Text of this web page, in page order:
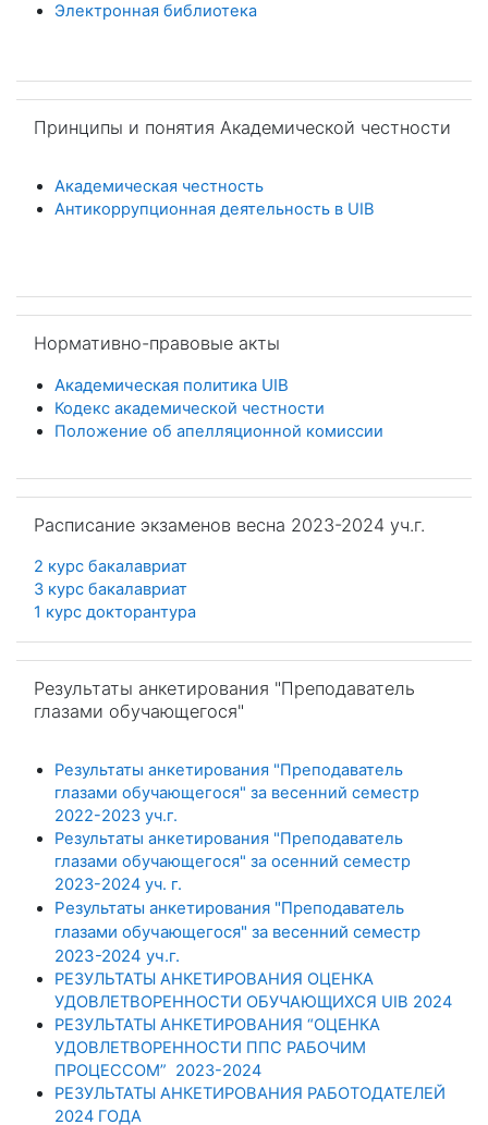
Электронная библиотека
Принципы и понятия Академической честности
Академическая честность
Антикоррупционная деятельность в UIB
Нормативно-правовые акты
Академическая политика UIB
Кодекс академической честности
Положение об апелляционной комиссии
Расписание экзаменов весна 2023-2024 уч.г.
2 курс бакалавриат
3 курс бакалавриат
1 курс докторантура
Результаты анкетирования "Преподаватель
глазами обучающегося"
Результаты анкетирования "Преподаватель
глазами обучающегося" за весенний семестр
2022-2023 уч.г.
Результаты анкетирования "Преподаватель
глазами обучающегося" за осенний семестр
2023-2024 уч. г.
Результаты анкетирования "Преподаватель
глазами обучающегося" за весенний семестр
2023-2024 уч.г.
РЕЗУЛЬТАТЫ АНКЕТИРОВАНИЯ ОЦЕНКА
УДОВЛЕТВОРЕННОСТИ ОБУЧАЮЩИХСЯ UIB 2024
РЕЗУЛЬТАТЫ АНКЕТИРОВАНИЯ “ОЦЕНКА
УДОВЛЕТВОРЕННОСТИ ППС РАБОЧИМ
ПРОЦЕССОМ” 2023-2024
РЕЗУЛЬТАТЫ АНКЕТИРОВАНИЯ РАБОТОДАТЕЛЕЙ
2024 ГОДА